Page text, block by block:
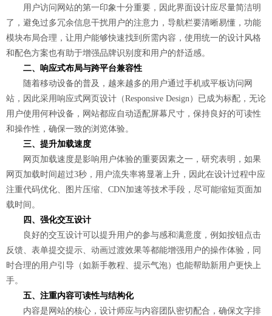
用户访问网站的第一印象十分重要，因此界面设计应尽量简洁明
了，避免过多冗余信息干扰用户的注意力，导航栏要清晰易懂，功能
模块布局合理，让用户能够快速找到所需内容，使用统一的设计风格
和配色方案也有助于增强品牌识别度和用户的舒适感。
二、响应式布局与跨平台兼容性
随着移动设备的普及，越来越多的用户通过手机或平板访问网
站，因此采用响应式网页设计（Responsive Design）已成为标配，无论
用户使用何种设备，网站都应自动适配屏幕尺寸，保持良好的可读性
和操作性，确保一致的浏览体验。
三、提升加载速度
网页加载速度是影响用户体验的重要因素之一，研究表明，如果
网页加载时间超过3秒，用户流失率将显著上升，因此在设计过程中应
注重代码优化、图片压缩、CDN加速等技术手段，尽可能缩短页面加
载时间。
四、强化交互设计
良好的交互设计可以提升用户的参与感和满意度，例如按钮点击
反馈、表单提交提示、动画过渡效果等都能增强用户的操作体验，同
时合理的用户引导（如新手教程、提示气泡）也能帮助新用户更快上
手。
五、注重内容可读性与结构化
内容是网站的核心，设计师应与内容团队密切配合，确保文字排